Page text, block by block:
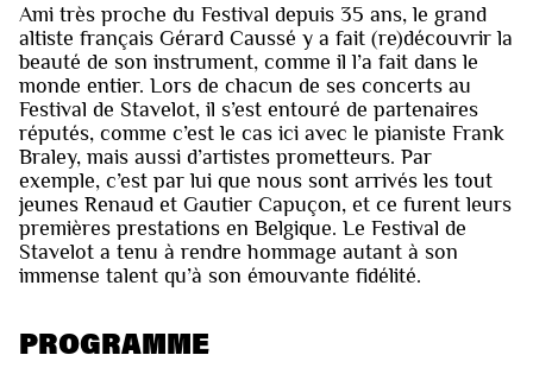
Ami très proche du Festival depuis 35 ans, le grand
altiste français Gérard Caussé y a fait (re)découvrir la
beauté de son instrument, comme il l’a fait dans le
monde entier. Lors de chacun de ses concerts au
Festival de Stavelot, il s’est entouré de partenaires
réputés, comme c’est le cas ici avec le pianiste Frank
Braley, mais aussi d’artistes prometteurs. Par
exemple, c’est par lui que nous sont arrivés les tout
jeunes Renaud et Gautier Capuçon, et ce furent leurs
premières prestations en Belgique. Le Festival de
Stavelot a tenu à rendre hommage autant à son
immense talent qu’à son émouvante fidélité.
PROGRAMME